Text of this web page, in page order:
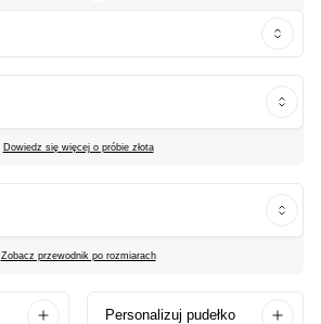
Dowiedz się więcej o próbie złota
Zobacz przewodnik po rozmiarach
Personalizuj pudełko